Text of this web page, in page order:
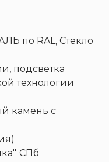
по RAL, Стекло
подсветка
технологии
камень с
СПб